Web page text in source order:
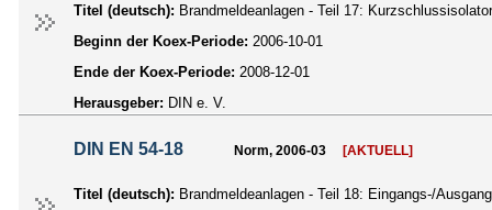
Titel (deutsch): Brandmeldeanlagen - Teil 17:
Beginn der Koex-Periode: 2006-10-01
Ende der Koex-Periode: 2008-12-01
Herausgeber: DIN e. V.
DIN EN 54-18 Norm, 2006-03 [AKTUELL]
Titel (deutsch): Brandmeldeanlagen - Teil 18: Eingangs-/